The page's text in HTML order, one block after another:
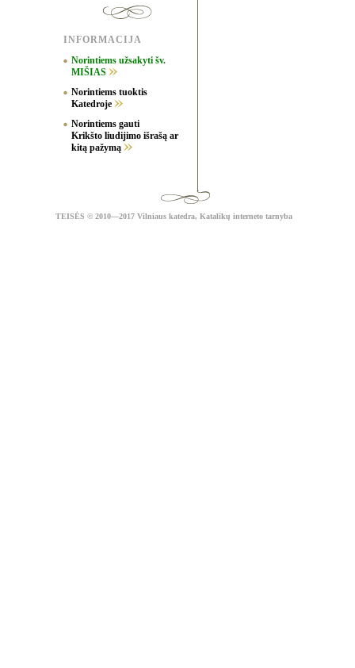
INFORMACIJA
Norintiems užsakyti šv.
MIŠIAS
Norintiems tuoktis
Katedroje
Norintiems gauti
Krikšto liudijimo išrašą ar
kitą pažymą
TEISĖS © 2010—2017 Vilniaus katedra, Katalikų interneto tarnyba